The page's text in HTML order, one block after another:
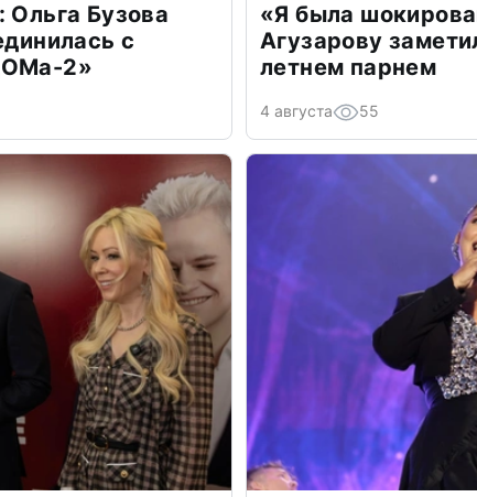
Бузова
с
2»
«Я была
Агузарову
летнем парнем
4 августа 55